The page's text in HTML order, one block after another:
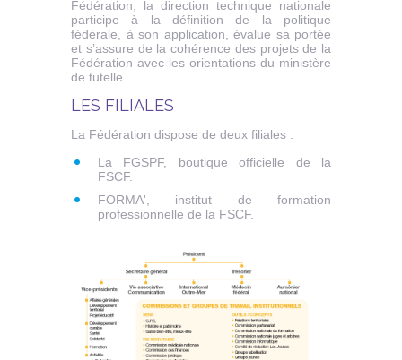
Fédération, la direction technique nationale
participe à la définition de la politique
fédérale, à son application, évalue sa portée
et s’assure de la cohérence des projets de la
Fédération avec les orientations du ministère
de tutelle.
LES FILIALES
La Fédération dispose de deux filiales :
La FGSPF, boutique officielle de la
FSCF.
FORMA', institut de formation
professionnelle de la FSCF.